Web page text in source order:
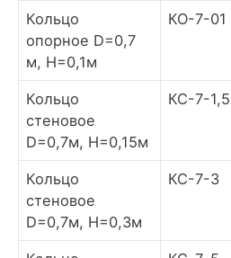
Кольцо
опорное D=0,7
м, H=0,1м
КО-7-01
Кольцо
стеновое
D=0,7м, H=0,15м
КС-7-1,5
Кольцо
стеновое
D=0,7м, H=0,3м
КС-7-3